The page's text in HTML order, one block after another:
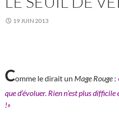
19 JUIN 2013
Comme le dirait un Mage Rouge :
que d’évoluer. Rien n’est plus
!»